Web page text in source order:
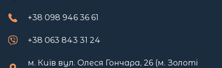
+38 098 946 36 61
+38 063 843 31 24
м. Київ вул. Олеся Гончара, 26 (м. Золоті